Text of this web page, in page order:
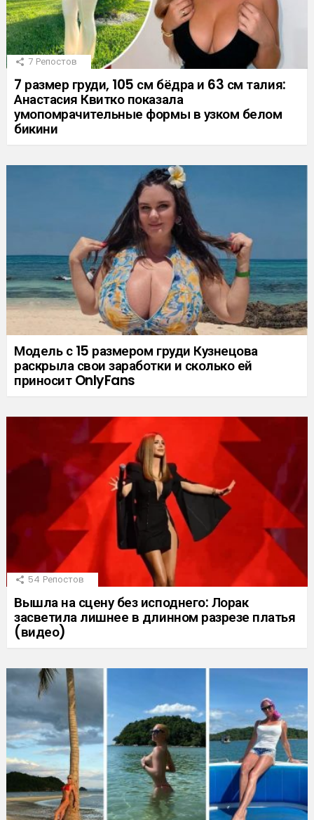
7 Репостов
7 размер груди, 105 см бёдра и 63 см талия:
Анастасия Квитко показала
умопомрачительные формы в узком белом
бикини
Модель с 15 размером груди Кузнецова
раскрыла свои заработки и сколько ей
приносит OnlyFans
54 Репостов
Вышла на сцену без исподнего: Лорак
засветила лишнее в длинном разрезе платья
(видео)